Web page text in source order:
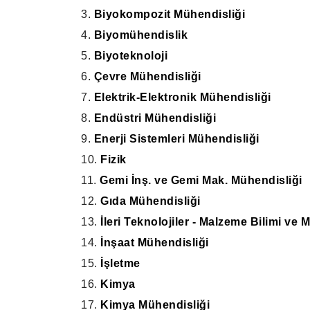
3. Biyokompozit Mühendisliği
4. Biyomühendislik
5. Biyoteknoloji
6. Çevre Mühendisliği
7. Elektrik-Elektronik Mühendisliği
8. Endüstri Mühendisliği
9. Enerji Sistemleri Mühendisliği
10. Fizik
11. Gemi İnş. ve Gemi Mak. Mühendisliği
12. Gıda Mühendisliği
13.
İleri Teknolojiler - Malzeme Bilimi ve
14.
İnşaat Mühendisliği
15.
İşletme
16. Kimya
17. Kimya Mühendisliği